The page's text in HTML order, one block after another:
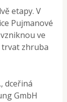
etapy. V
Pujmanové
ve
trvat zhruba
dceřiná
GmbH